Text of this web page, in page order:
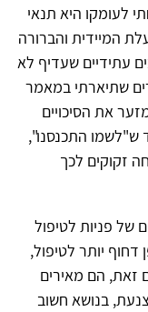
לעומקו היא תנאי
המיידית והברורה
עתידיים שעדיף לא
שתיארתי במאמר
את הסיכויים
ש"לשמו התכנסנו",
זקוקים לכך
פניות לטיפול
דחוף יותר לטיפול,
זאת, הם מאירים
בנושא חשוב